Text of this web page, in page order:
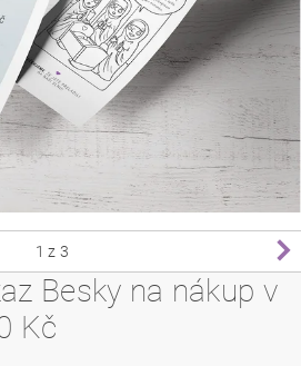
1 z 3
Besky na nákup v
Kč